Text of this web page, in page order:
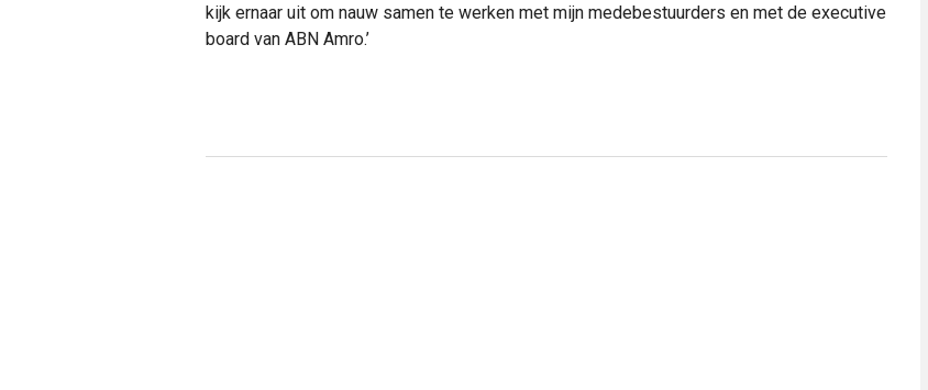
kijk ernaar uit om nauw samen te werken met mijn medebestuurders en met de executive
board van ABN Amro.’